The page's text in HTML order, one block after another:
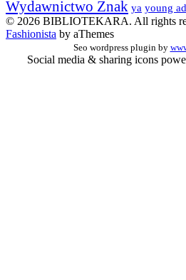
Wydawnictwo Znak ya young
© 2026 BIBLIOTEKARA. All rights
Fashionista by aThemes
Seo wordpress plugin by
Social media & sharing icons